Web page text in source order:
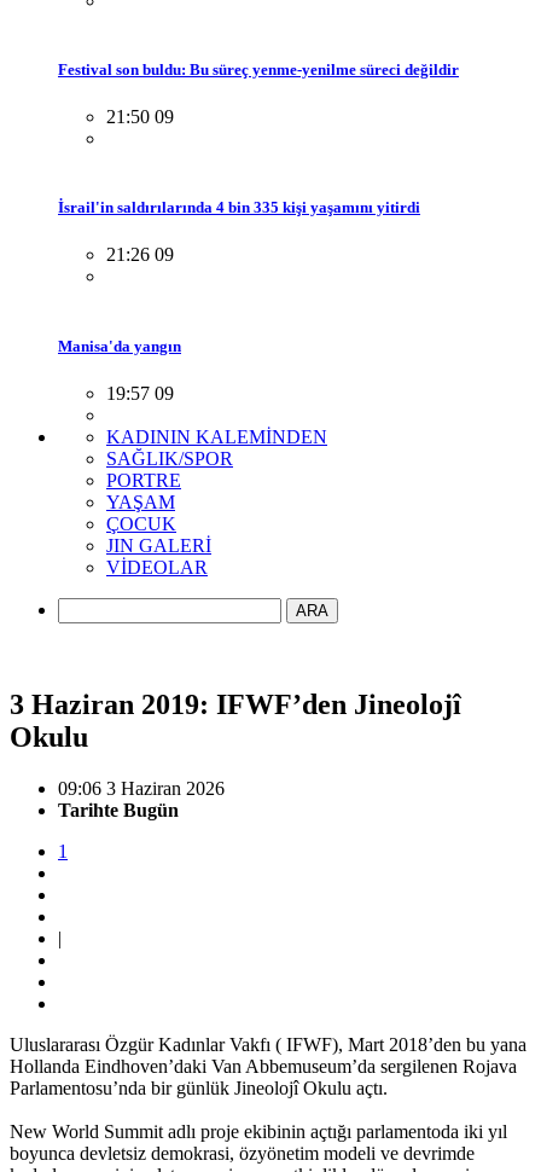
Festival son buldu: Bu süreç yenme-yenilme süreci değildir
21:50 09
İsrail'in saldırılarında 4 bin 335 kişi yaşamını yitirdi
21:26 09
Manisa'da yangın
19:57 09
KADININ KALEMİNDEN
SAĞLIK/SPOR
PORTRE
YAŞAM
ÇOCUK
JIN GALERİ
VİDEOLAR
ARA
3 Haziran 2019: IFWF’den Jineolojî
Okulu
09:06 3 Haziran 2026
Tarihte Bugün
1
|
Uluslararası Özgür Kadınlar Vakfı ( IFWF), Mart 2018’den bu yana
Hollanda Eindhoven’daki Van Abbemuseum’da sergilenen Rojava
Parlamentosu’nda bir günlük Jineolojî Okulu açtı.
New World Summit adlı proje ekibinin açtığı parlamentoda iki yıl
boyunca devletsiz demokrasi, özyönetim modeli ve devrimde